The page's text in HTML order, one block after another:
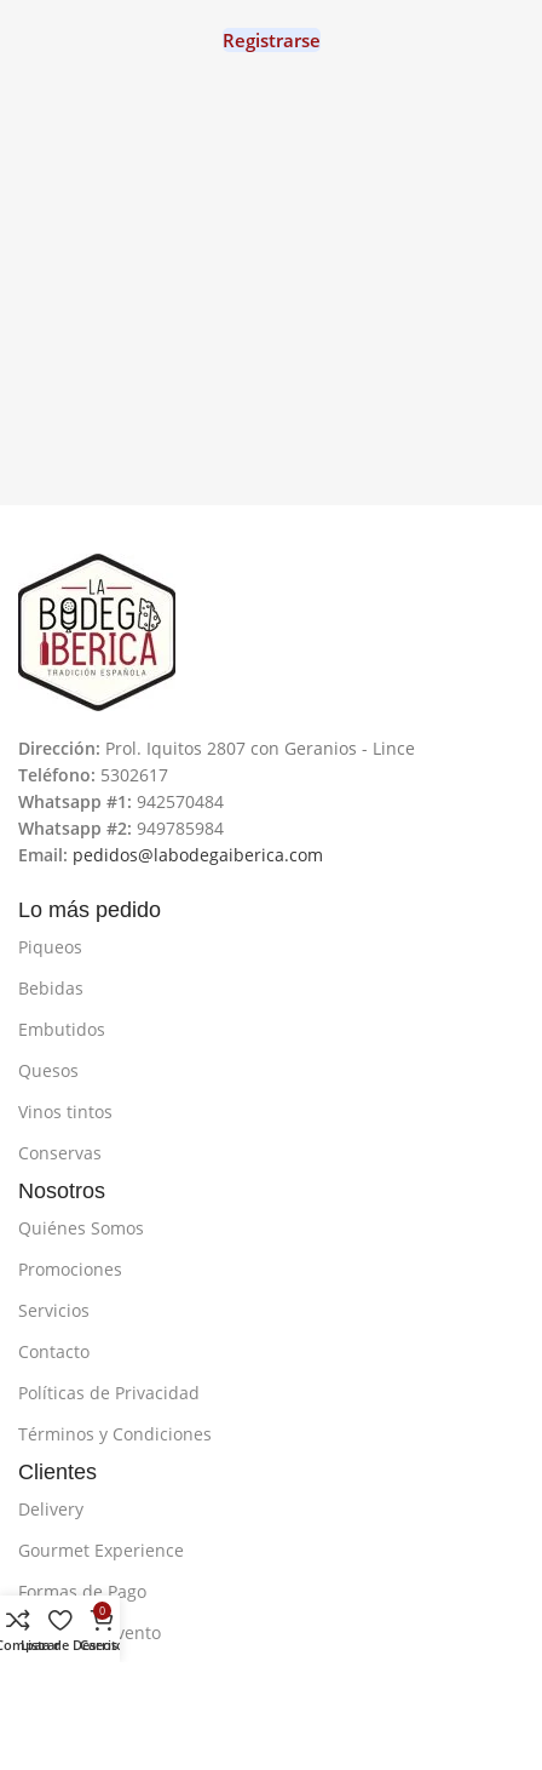
Registrarse
Dirección: Prol. Iquitos 2807 con Geranios - Lince
Teléfono: 5302617
Whatsapp #1: 942570484
Whatsapp #2: 949785984
Email: pedidos@labodegaiberica.com
Lo más pedido
Piqueos
Bebidas
Embutidos
Quesos
Vinos tintos
Conservas
Nosotros
Quiénes Somos
Promociones
Servicios
Contacto
Políticas de Privacidad
Términos y Condiciones
Clientes
Delivery
Gourmet Experience
Formas de Pago
Agenda tu Evento
Lista de Deseos
0
Carrito